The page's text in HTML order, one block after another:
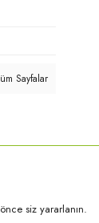
Sayfalar
siz yararlanın.